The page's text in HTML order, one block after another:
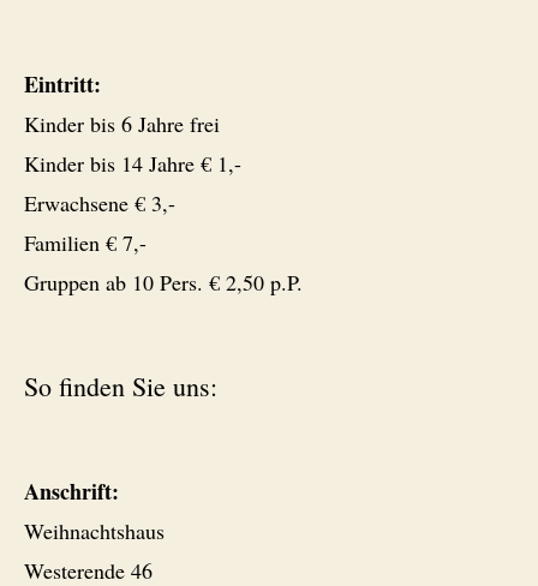
Eintritt:
Kinder bis 6 Jahre frei
Kinder bis 14 Jahre € 1,-
Erwachsene € 3,-
Familien € 7,-
Gruppen ab 10 Pers. € 2,50 p.P.
So finden Sie uns:
Anschrift:
Weihnachtshaus
Westerende 46